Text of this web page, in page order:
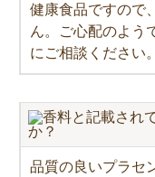
健康食品ですので
ん。ご心配のよう
にご相談ください。
香料と記載され
か？
品質の良いプラセ